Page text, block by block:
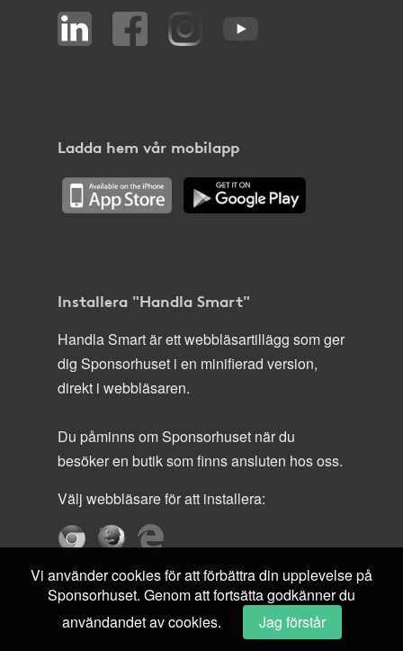
Ladda hem vår mobilapp
Installera "Handla Smart"
Handla Smart är ett webbläsartillägg som ger
dig Sponsorhuset i en minifierad version,
direkt i webbläsaren.
Du påminns om Sponsorhuset när du
besöker en butik som finns ansluten hos oss.
Välj webbläsare för att installera:
Vi använder cookies för att förbättra din upplevelse på
Sponsorhuset. Genom att fortsätta godkänner du
användandet av cookies.
Jag förstår